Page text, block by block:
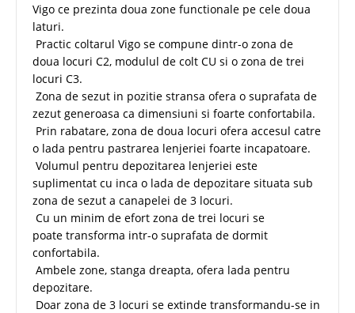
Vigo ce prezinta doua zone functionale pe cele doua
laturi.
Practic coltarul Vigo se compune dintr-o zona de
doua locuri C2, modulul de colt CU si o zona de trei
locuri C3.
Zona de sezut in pozitie stransa ofera o suprafata de
zezut generoasa ca dimensiuni si foarte confortabila.
Prin rabatare, zona de doua locuri ofera accesul catre
o lada pentru pastrarea lenjeriei foarte incapatoare.
Volumul pentru depozitarea lenjeriei este
suplimentat cu inca o lada de depozitare situata sub
zona de sezut a canapelei de 3 locuri.
Cu un minim de efort zona de trei locuri se
poate transforma intr-o suprafata de dormit
confortabila.
Ambele zone, stanga dreapta, ofera lada pentru
depozitare.
Doar zona de 3 locuri se extinde transformandu-se in